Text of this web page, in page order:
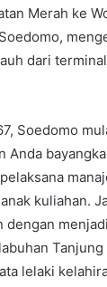
Merah ke
dari
Soedomo
Anda
kuliahan.
dengan
lelaki